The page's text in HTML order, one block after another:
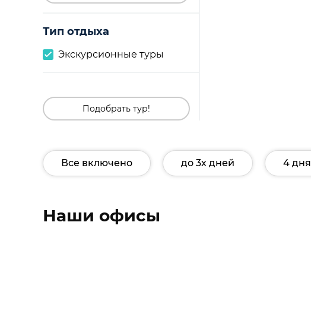
Тип отдыха
Экскурсионные туры
Подобрать тур!
Все включено до 3х дней 4 дня
Наши офисы